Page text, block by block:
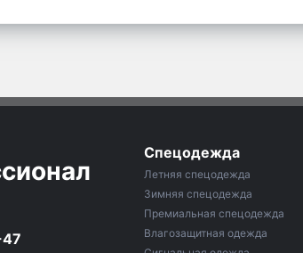
Спецодежда
Летняя спецодежда
Зимняя спецодежда
Премиальная спецодежда
Влагозащитная одежда